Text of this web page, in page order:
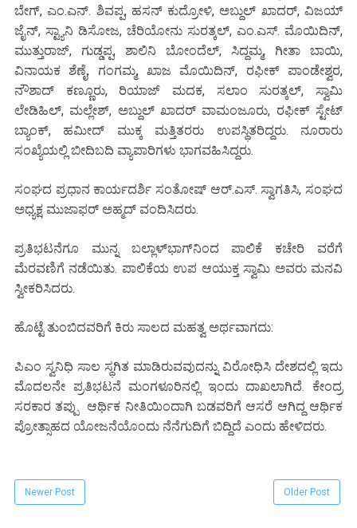
ಬೇಗ್, ಎಂ.ಎನ್. ಶಿವಪ್ಪ, ಹಸನ್ ಕುದ್ರೋಳಿ, ಅಬ್ದುಲ್ ಖಾದರ್, ವಿಜಯ್
ಜೈನ್, ಸ್ಟ್ಯಾನಿ ಡಿಸೋಜ, ಚೆರಿಯೋನು ಸುರತ್ಕಲ್, ಎಂ.ಎಸ್. ಮೊಯಿದಿನ್,
ಮುತ್ತುರಾಜ್, ಗುಡ್ಡಪ್ಪ, ಶಾಲಿನಿ ಬೋಂದೆಲ್, ಸಿದ್ದಮ್ಮ, ಗೀತಾ ಬಾಯಿ,
ವಿನಾಯಕ ಶೆಣೈ, ಗಂಗಮ್ಮ, ಖಾಜ ಮೊಯಿದಿನ್, ರಫೀಕ್ ಪಾಂಡೇಶ್ವರ,
ನೌಶಾದ್ ಕಣ್ಣೂರು, ರಿಯಾಜ್ ಮದಕ, ಸಲಾಂ ಸುರತ್ಕಲ್, ಸ್ವಾಮಿ
ಲೇಡಿಹಿಲ್, ಮಲ್ಲೇಶ್, ಅಬ್ದುಲ್ ಖಾದರ್ ವಾಮಂಜೂರು, ರಫೀಕ್ ಸ್ಟೇಟ್
ಬ್ಯಾಂಕ್, ಹಮೀದ್ ಮುಕ್ಕ ಮತ್ತಿತರರು ಉಪಸ್ಥಿತರಿದ್ದರು. ನೂರಾರು
ಸಂಖ್ಯೆಯಲ್ಲಿ ಬೀದಿಬದಿ ವ್ಯಾಪಾರಿಗಳು ಭಾಗವಹಿಸಿದ್ದರು.
ಸಂಘದ ಪ್ರಧಾನ ಕಾರ್ಯದರ್ಶಿ ಸಂತೋಷ್ ಆರ್.ಎಸ್. ಸ್ವಾಗತಿಸಿ, ಸಂಘದ
ಅಧ್ಯಕ್ಷ ಮುಜಾಫರ್ ಅಹ್ಮದ್ ವಂದಿಸಿದರು.
ಪ್ರತಿಭಟನೆಗೂ ಮುನ್ನ ಬಲ್ಲಾಳ್‌ಭಾಗ್‌ನಿಂದ ಪಾಲಿಕೆ ಕಚೇರಿ ವರೆಗೆ
ಮೆರವಣಿಗೆ ನಡೆಯಿತು. ಪಾಲಿಕೆಯ ಉಪ ಆಯುಕ್ತ ಸ್ವಾಮಿ ಅವರು ಮನವಿ
ಸ್ವೀಕರಿಸಿದರು.
ಹೊಟ್ಟೆ ತುಂಬಿದವರಿಗೆ ಕಿರು ಸಾಲದ ಮಹತ್ವ ಅರ್ಥವಾಗದು:
ಪಿಎಂ ಸ್ವನಿಧಿ ಸಾಲ ಸ್ಥಗಿತ ಮಾಡಿರುವವುದನ್ನು ವಿರೋಧಿಸಿ ದೇಶದಲ್ಲಿ ಇದು
ಮೊದಲನೇ ಪ್ರತಿಭಟನೆ ಮಂಗಳೂರಿನಲ್ಲಿ ಇಂದು ದಾಖಲಾಗಿದೆ. ಕೇಂದ್ರ
ಸರಕಾರ ತಪ್ಪು ಆರ್ಥಿಕ ನೀತಿಯಿಂದಾಗಿ ಬಡವರಿಗೆ ಆಸರೆ ಆಗಿದ್ದ ಆರ್ಥಿಕ
ಪ್ರೋತ್ಸಾಹದ ಯೋಜನೆಯೊಂದು ನೆನೆಗುದಿಗೆ ಬಿದ್ದಿದೆ ಎಂದು ಹೇಳಿದರು.
Newer Post Older Post